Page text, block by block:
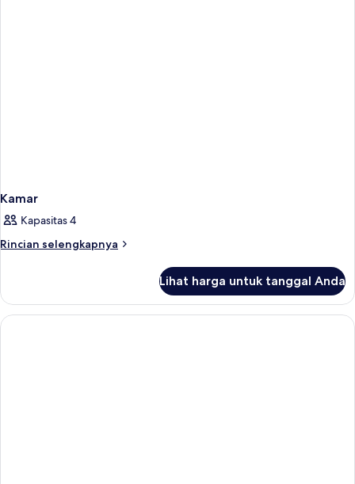
Kamar
Kapasitas 4
Rincian selengkapnya
Rincian
Kamar
Lihat harga untuk tanggal Anda